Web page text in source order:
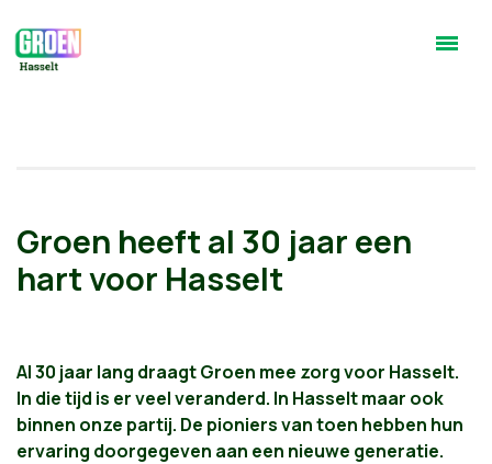
Groen heeft al 30 jaar een
hart voor Hasselt
Al 30 jaar lang draagt Groen mee zorg voor Hasselt.
In die tijd is er veel veranderd. In Hasselt maar ook
binnen onze partij. De pioniers van toen hebben hun
ervaring doorgegeven aan een nieuwe generatie.